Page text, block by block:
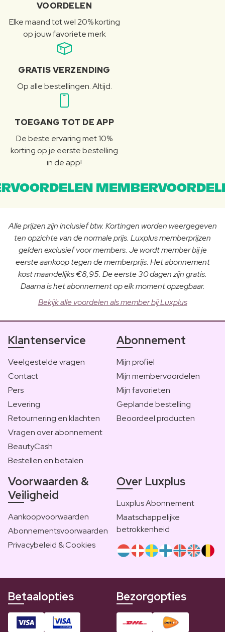
VOORDELEN
Elke maand tot wel 20% korting
op jouw favoriete merk
GRATIS VERZENDING
Op alle bestellingen. Altijd.
TOEGANG TOT DE APP
De beste ervaring met 10%
korting op je eerste bestelling
in de app!
Alle prijzen zijn inclusief btw. Kortingen worden weergegeven
ten opzichte van de normale prijs. Luxplus memberprijzen
gelden exclusief voor members. Je wordt member bij je
eerste aankoop tegen de memberprijs. Het abonnement
kost maandelijks €8,95. De eerste 30 dagen zijn gratis.
Daarna is het abonnement op elk moment opzegbaar.
Bekijk alle voordelen als member bij Luxplus
Klantenservice
Veelgestelde vragen
Contact
Pers
Levering
Retournering en klachten
Vragen over abonnement
BeautyCash
Bestellen en betalen
Abonnement
Mijn profiel
Mijn membervoordelen
Mijn favorieten
Geplande bestelling
Beoordeel producten
Voorwaarden &
Veiligheid
Aankoopvoorwaarden
Abonnementsvoorwaarden
Privacybeleid & Cookies
Over Luxplus
Luxplus Abonnement
Maatschappelijke
betrokkenheid
Betaalopties Bezorgopties